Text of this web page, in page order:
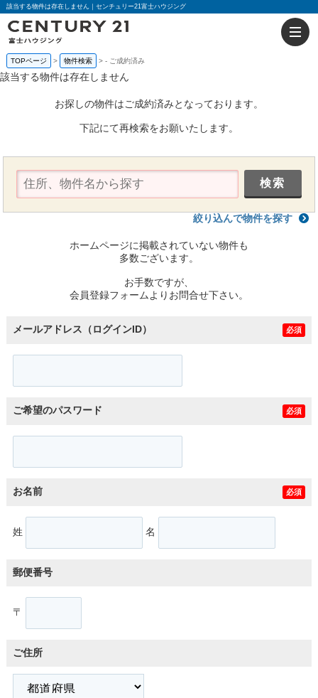
該当する物件は存在しません｜センチュリー21富士ハウジング
TOPページ 物件検索 - ご成約済み
該当する物件は存在しません
お探しの物件はご成約済みとなっております。
下記にて再検索をお願いたします。
絞り込んで物件を探す
ホームページに掲載されていない物件も
多数ございます。
お手数ですが、
会員登録フォームよりお問合せ下さい。
メールアドレス（ログインID） 必須
ご希望のパスワード 必須
お名前 必須
姓 名
郵便番号
〒
ご住所